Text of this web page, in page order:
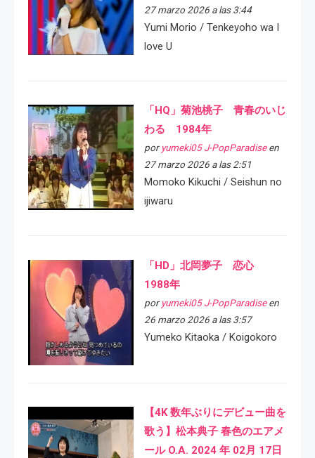
27 marzo 2026 a las 3:44
Yumi Morio / Tenkeyoho wa I
love U
「HQ」菊池桃子 青春のいじ
わる 1984年
por yumeki05 J-PopParadiseen
27 marzo 2026 a las 2:51
Momoko Kikuchi / Seishun no
ijiwaru
「HD」北岡夢子 恋心
1988年
por yumeki05 J-PopParadiseen
26 marzo 2026 a las 3:57
Yumeko Kitaoka / Koigokoro
【4K 数年ぶりにデビュー曲を
歌う】松本典子 春色のエアメ
ール O.A. 2024 年 02月 17日